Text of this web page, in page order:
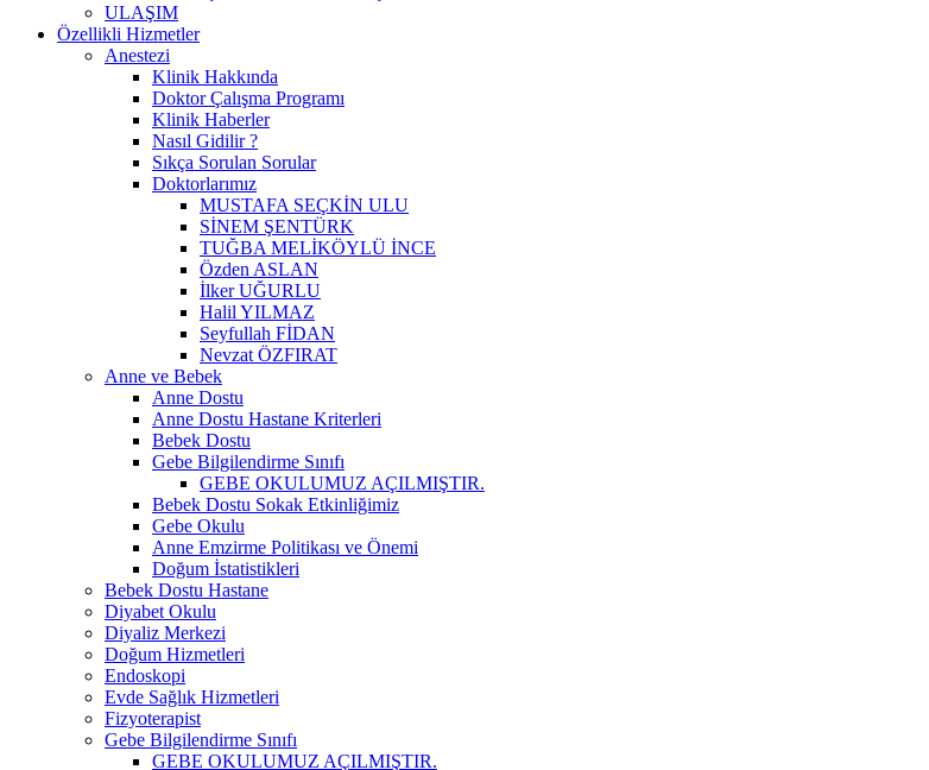
ULAŞIM
Özellikli Hizmetler
Anestezi
Klinik Hakkında
Doktor Çalışma Programı
Klinik Haberler
Nasıl Gidilir ?
Sıkça Sorulan Sorular
Doktorlarımız
MUSTAFA SEÇKİN ULU
SİNEM ŞENTÜRK
TUĞBA MELİKÖYLÜ İNCE
Özden ASLAN
İlker UĞURLU
Halil YILMAZ
Seyfullah FİDAN
Nevzat ÖZFIRAT
Anne ve Bebek
Anne Dostu
Anne Dostu Hastane Kriterleri
Bebek Dostu
Gebe Bilgilendirme Sınıfı
GEBE OKULUMUZ AÇILMIŞTIR.
Bebek Dostu Sokak Etkinliğimiz
Gebe Okulu
Anne Emzirme Politikası ve Önemi
Doğum İstatistikleri
Bebek Dostu Hastane
Diyabet Okulu
Diyaliz Merkezi
Doğum Hizmetleri
Endoskopi
Evde Sağlık Hizmetleri
Fizyoterapist
Gebe Bilgilendirme Sınıfı
GEBE OKULUMUZ AÇILMIŞTIR.